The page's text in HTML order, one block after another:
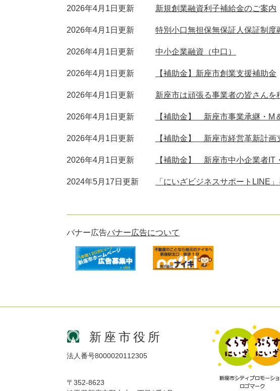
2026年4月1日更新 新規創業融資利子補給金のご案内
2026年4月1日更新 特別小口無担保無保証人保証制度
2026年4月1日更新 中小企業融資（中口）
2026年4月1日更新 【補助金】新座市創業支援補助金
2026年4月1日更新 新座市は頑張る事業者の皆さんを
2026年4月1日更新 【補助金】 新座市事業承継・M
2026年4月1日更新 【補助金】 新座市経営革新計画
2026年4月1日更新 【補助金】 新座市中小企業者IT
2024年5月17日更新 「にいざビジネスサポートLINE
バナー広告バナー広告について
新座市役所
法人番号8000020112305
〒352-8623